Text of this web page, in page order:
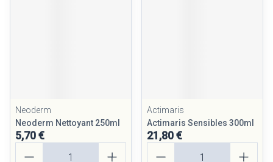
Neoderm
Neoderm Nettoyant 250ml
5,70 €
Actimaris
Actimaris Sensibles 300ml
21,80 €